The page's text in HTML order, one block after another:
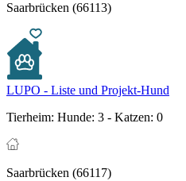
Saarbrücken (66113)
LUPO - Liste und Projekt-Hund
Tierheim: Hunde: 3 - Katzen: 0
Saarbrücken (66117)